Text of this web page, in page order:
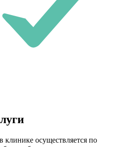
клинике осуществляется по